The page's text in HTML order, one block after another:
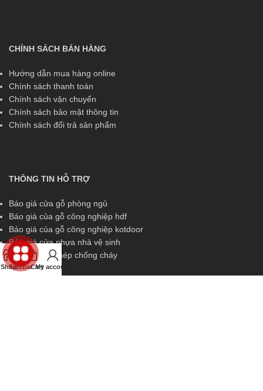
CHÍNH SÁCH BÁN HÀNG
Hướng dẫn mua hàng online
Chính sách thanh toán
Chính sách vận chuyển
Chính sách bảo mật thông tin
Chính sách đổi trả sản phẩm
THÔNG TIN HỖ TRỢ
Báo giá cửa gỗ phòng ngủ
Báo giá của gỗ công nghiệp hdf
Báo giá của gỗ công nghiệp kotdoor
Báo giá cửa nhựa nhà vệ sinh
Báo giá cửa thép chống cháy
ShopSidebarCart
My account